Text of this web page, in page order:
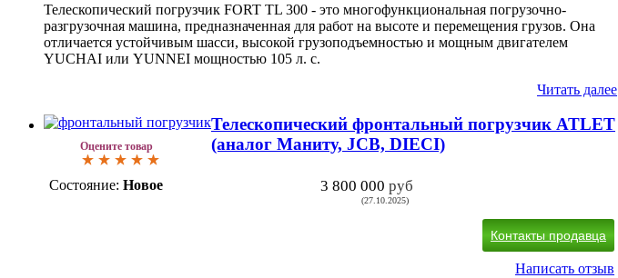
Телескопический погрузчик FORT TL 300 - это многофункциональная погрузочно-
разгрузочная машина, предназначенная для работ на высоте и перемещения грузов. Она
отличается устойчивым шасси, высокой грузоподъемностью и мощным двигателем
YUCHAI или YUNNEI мощностью 105 л. с.
Читать далее
Оцените товар
Телескопический фронтальный погрузчик ATLET
(аналог Маниту, JCB, DIECI)
Состояние: Новое 3 800 000 руб
(27.10.2025)
Контакты продавца
Написать отзыв